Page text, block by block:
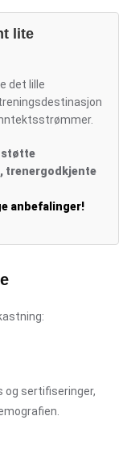
lite
det lille
støtte
trenergodkjente
anbefalinger!
og sertifiseringer,